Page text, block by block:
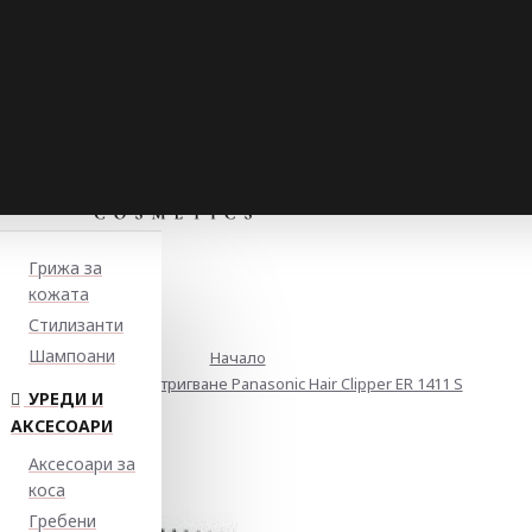
Грижа за
кожата
Стилизанти
Шампоани
УРЕДИ И
АКСЕСОАРИ
Аксесоари за
коса
Гребени
Начало
Машинка за подстригване Panasonic Hair Clipper ER 1411 S